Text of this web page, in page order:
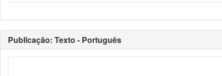
Publicação: Texto - Português